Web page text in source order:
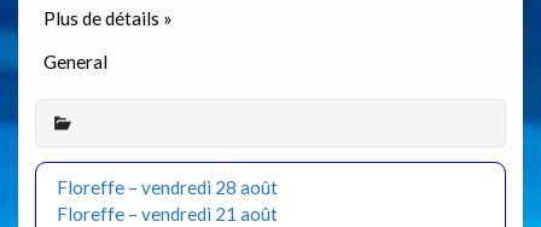
Plus de détails »
General
Floreffe – vendredi 28 août
Floreffe – vendredi 21 août